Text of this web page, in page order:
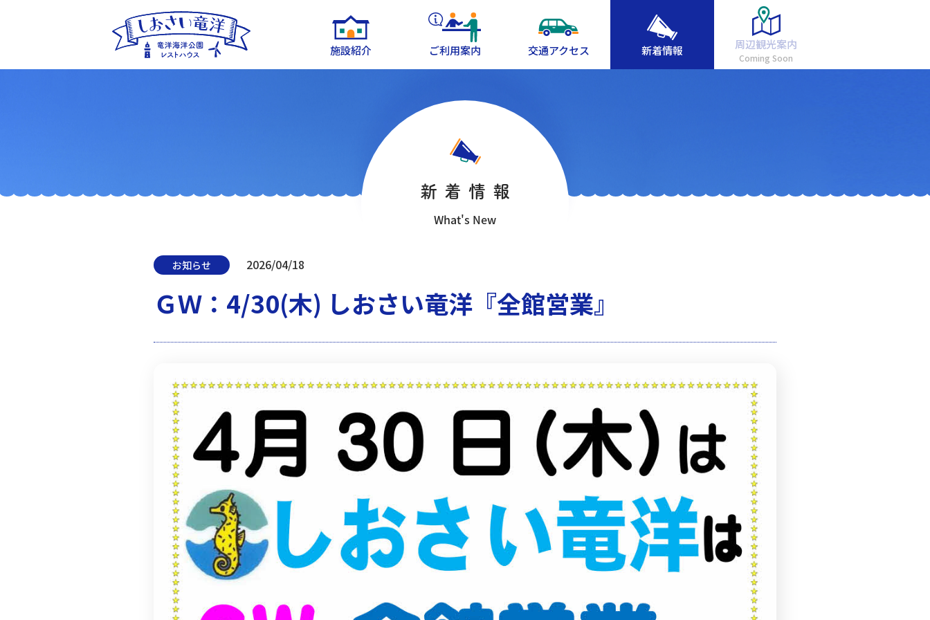
施設紹介 ご利用案内 交通アクセス 新着情報 周辺観光案内
新着情報
What's New
お知らせ 2026/04/18
ＧＷ：4/30(木) しおさい竜洋『全館営業』